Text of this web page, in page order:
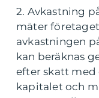
2. Avkastning
mäter
avkastningen
kan beräknas
efter skatt
kapitalet och